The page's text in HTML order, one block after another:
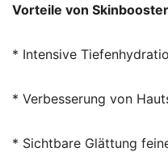
Vorteile von
* Intensive
* Verbesserung von
* Sichtbare Glättung